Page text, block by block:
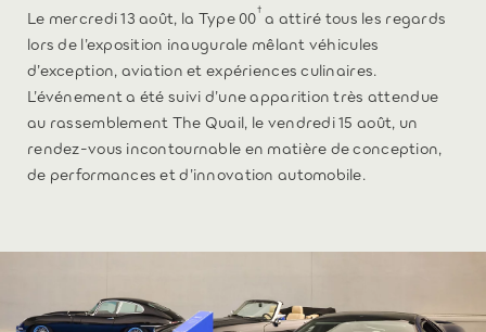
Le mercredi 13 août, la Type 00† a attiré tous les regards
lors de l’exposition inaugurale mêlant véhicules
d’exception, aviation et expériences culinaires.
L’événement a été suivi d’une apparition très attendue
au rassemblement The Quail, le vendredi 15 août, un
rendez-vous incontournable en matière de conception,
de performances et d’innovation automobile.